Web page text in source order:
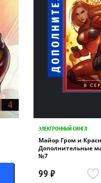
ЭЛЕКТРОННЫЙ СИНГЛ
Майор Гром и
Дополнительные
№7
99 ₽